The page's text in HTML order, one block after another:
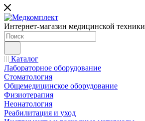
Интернет-магазин медицинской техники
Каталог
Лабораторное оборудование
Стоматология
Общемедицинское оборудование
Физиотерапия
Неонатология
Реабилитация и уход